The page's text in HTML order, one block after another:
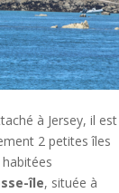
à Jersey, il est
2 petites îles
île, située à